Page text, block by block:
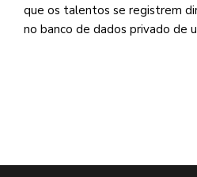
que os talentos se registrem
no banco de dados privado de